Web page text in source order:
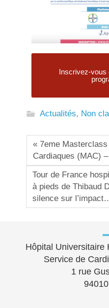
Inscrivez-vous
Actualités, Non
« 7eme
Cardiaques (MAC)
Tour de France
à pieds de Thibaud
silence sur
Hôpital Universitaire
Service de
1 rue